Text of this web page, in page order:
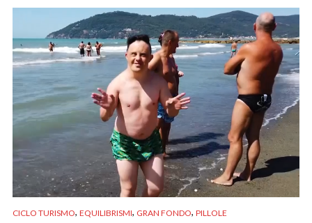
CICLO TURISMO, EQUILIBRISMI, GRAN FONDO, PILLOLE